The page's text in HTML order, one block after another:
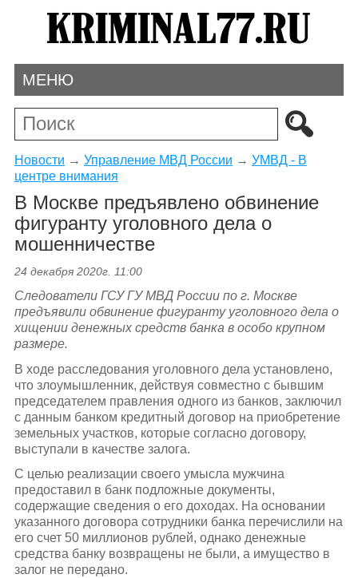
МЕНЮ
Новости → Управление МВД России → УМВД - В
центре внимания
В Москве предъявлено обвинение
фигуранту уголовного дела о
мошенничестве
24 декабря 2020г. 11:00
Следователи ГСУ ГУ МВД России по г. Москве
предъявили обвинение фигуранту уголовного дела о
хищении денежных средств банка в особо крупном
размере.
В ходе расследования уголовного дела установлено,
что злоумышленник, действуя совместно с бывшим
председателем правления одного из банков, заключил
с данным банком кредитный договор на приобретение
земельных участков, которые согласно договору,
выступали в качестве залога.
С целью реализации своего умысла мужчина
предоставил в банк подложные документы,
содержащие сведения о его доходах. На основании
указанного договора сотрудники банка перечислили на
его счет 50 миллионов рублей, однако денежные
средства банку возвращены не были, а имущество в
залог не передано.